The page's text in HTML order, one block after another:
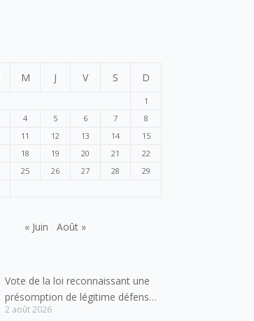
M J V S D
1
4 5 6 7
8
11 12 13 14
15
18 19 20 21
22
25 26 27 28
29
« Juin Août »
Vote de la loi reconnaissant une
présomption de légitime défense
pour les forces de l’ordre
2 août 2026